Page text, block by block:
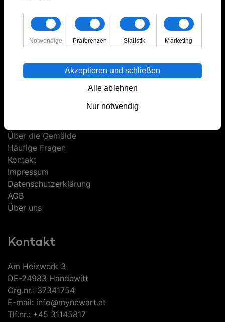
Gemälde mit Menschen und Tieren
Gemälde mit Natur
Gruppenbilder
Vertikale Gemälde
XXL Gemälde
Informationen
Über die Gemälde
Häufige Fragen
Kontakt
Impressum
Datenschutzerklärung
AGB
Über uns
Kontakt
Am Heizwerk 3
DE-24983 Handewitt
Org.nr.: 37341754
E-mail: info@mynewart.at
Tlf.nr.: +45 31145817
Notwendige Präferenzen Statistik Marketing
Alle ablehnen
Nur notwendig
Akzeptieren und schließen